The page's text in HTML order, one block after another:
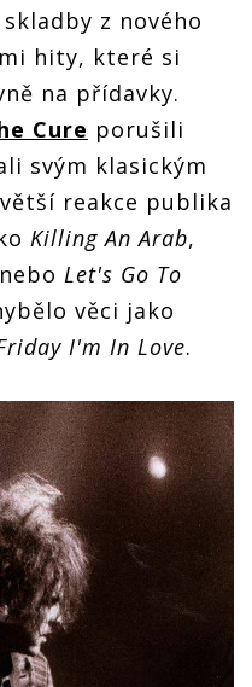
z nového
hity, které si
na přídavky.
Cure porušili
svým klasickým
reakce publika
Killing An Arab,
Let's Go To
věci jako
I'm In Love.